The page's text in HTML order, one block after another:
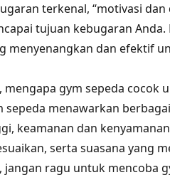
terkenal, “motivasi
tujuan kebugaran
menyenangkan dan efektif
mengapa gym sepeda
sepeda menawarkan
keamanan dan
serta suasana yang
jangan ragu untuk mencoba